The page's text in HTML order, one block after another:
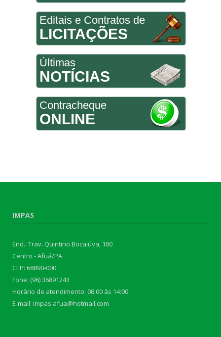
Editais e Contratos de
LICITAÇÕES
Últimas
NOTÍCIAS
Contracheque
ONLINE
IMPAS
End.: Trav. Quintino Bocaiúva, 100
Centro - Afuá/PA
CEP: 68890-000
Fone: (96) 36891243
Horário de atendimento: 08:00 às 14:00
E-mail: impas.afua@hotmail.com